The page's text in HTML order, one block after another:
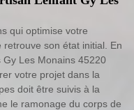
qui optimise votre
retrouve son état initial. En
Les Monains 45220
votre projet dans la
doit être suivis à la
le ramonage du corps de